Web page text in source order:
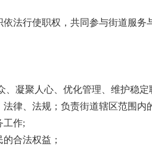
法行使职权，共同参与街道服务
、凝聚人心、优化管理、维护稳
律、法规；负责街道辖区范围内
工作;
合法权益；